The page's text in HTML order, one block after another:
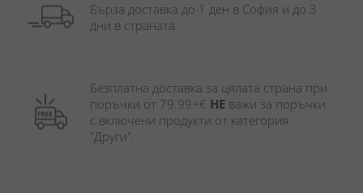
Бърза доставка до 1 ден в София и до 3
дни в страната.
Безплатна доставка за цялата страна при
поръчки от 79.99+€ НЕ важи за поръчки
с включени продукти от категория
"Други".